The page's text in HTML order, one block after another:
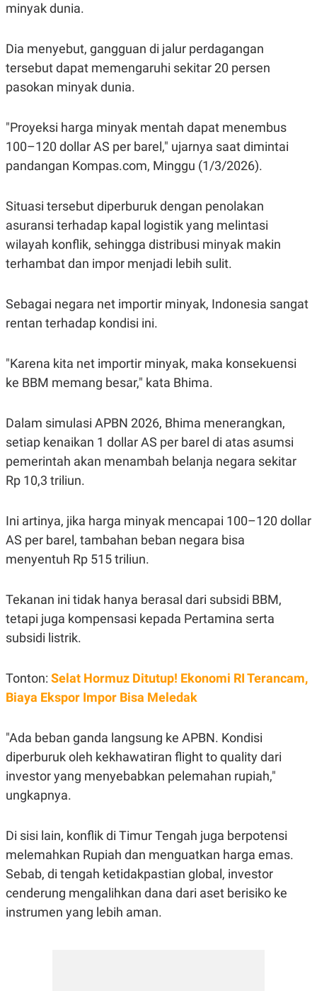
minyak dunia.
Dia menyebut, gangguan di jalur perdagangan
tersebut dapat memengaruhi sekitar 20 persen
pasokan minyak dunia.
"Proyeksi harga minyak mentah dapat menembus
100–120 dollar AS per barel," ujarnya saat dimintai
pandangan Kompas.com, Minggu (1/3/2026).
Situasi tersebut diperburuk dengan penolakan
asuransi terhadap kapal logistik yang melintasi
wilayah konflik, sehingga distribusi minyak makin
terhambat dan impor menjadi lebih sulit.
Sebagai negara net importir minyak, Indonesia sangat
rentan terhadap kondisi ini.
"Karena kita net importir minyak, maka konsekuensi
ke BBM memang besar," kata Bhima.
Dalam simulasi APBN 2026, Bhima menerangkan,
setiap kenaikan 1 dollar AS per barel di atas asumsi
pemerintah akan menambah belanja negara sekitar
Rp 10,3 triliun.
Ini artinya, jika harga minyak mencapai 100–120 dollar
AS per barel, tambahan beban negara bisa
menyentuh Rp 515 triliun.
Tekanan ini tidak hanya berasal dari subsidi BBM,
tetapi juga kompensasi kepada Pertamina serta
subsidi listrik.
Tonton: Selat Hormuz Ditutup! Ekonomi RI Terancam,
Biaya Ekspor Impor Bisa Meledak
"Ada beban ganda langsung ke APBN. Kondisi
diperburuk oleh kekhawatiran flight to quality dari
investor yang menyebabkan pelemahan rupiah,"
ungkapnya.
Di sisi lain, konflik di Timur Tengah juga berpotensi
melemahkan Rupiah dan menguatkan harga emas.
Sebab, di tengah ketidakpastian global, investor
cenderung mengalihkan dana dari aset berisiko ke
instrumen yang lebih aman.